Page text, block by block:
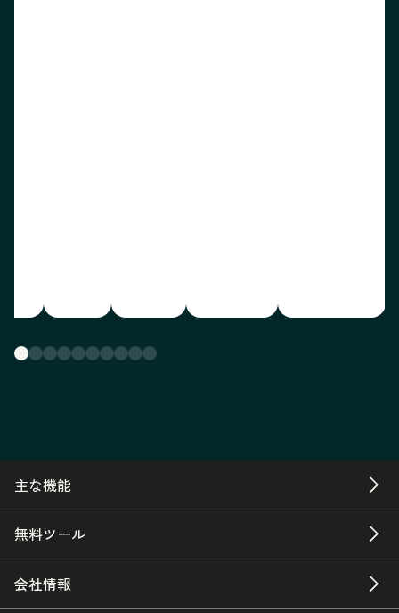
主な機能
無料ツール
会社情報